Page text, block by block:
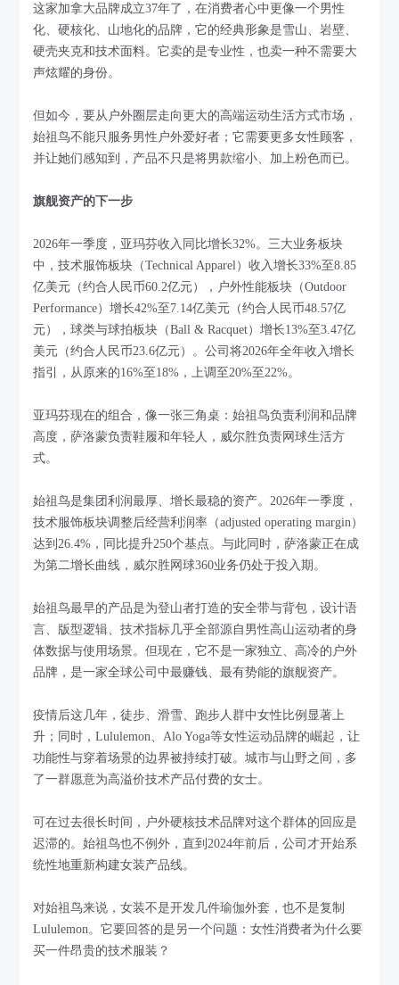
这家加拿大品牌成立37年了，在消费者心中更像一个男性
化、硬核化、山地化的品牌，它的经典形象是雪山、岩壁、
硬壳夹克和技术面料。它卖的是专业性，也卖一种不需要大
声炫耀的身份。
但如今，要从户外圈层走向更大的高端运动生活方式市场，
始祖鸟不能只服务男性户外爱好者；它需要更多女性顾客，
并让她们感知到，产品不只是将男款缩小、加上粉色而已。
旗舰资产的下一步
2026年一季度，亚玛芬收入同比增长32%。三大业务板块
中，技术服饰板块（Technical Apparel）收入增长33%至8.85
亿美元（约合人民币60.2亿元），户外性能板块（Outdoor
Performance）增长42%至7.14亿美元（约合人民币48.57亿
元），球类与球拍板块（Ball & Racquet）增长13%至3.47亿
美元（约合人民币23.6亿元）。公司将2026年全年收入增长
指引，从原来的16%至18%，上调至20%至22%。
亚玛芬现在的组合，像一张三角桌：始祖鸟负责利润和品牌
高度，萨洛蒙负责鞋履和年轻人，威尔胜负责网球生活方
式。
始祖鸟是集团利润最厚、增长最稳的资产。2026年一季度，
技术服饰板块调整后经营利润率（adjusted operating margin）
达到26.4%，同比提升250个基点。与此同时，萨洛蒙正在成
为第二增长曲线，威尔胜网球360业务仍处于投入期。
始祖鸟最早的产品是为登山者打造的安全带与背包，设计语
言、版型逻辑、技术指标几乎全部源自男性高山运动者的身
体数据与使用场景。但现在，它不是一家独立、高冷的户外
品牌，是一家全球公司中最赚钱、最有势能的旗舰资产。
疫情后这几年，徒步、滑雪、跑步人群中女性比例显著上
升；同时，Lululemon、Alo Yoga等女性运动品牌的崛起，让
功能性与穿着场景的边界被持续打破。城市与山野之间，多
了一群愿意为高溢价技术产品付费的女士。
可在过去很长时间，户外硬核技术品牌对这个群体的回应是
迟滞的。始祖鸟也不例外，直到2024年前后，公司才开始系
统性地重新构建女装产品线。
对始祖鸟来说，女装不是开发几件瑜伽外套，也不是复制
Lululemon。它要回答的是另一个问题：女性消费者为什么要
买一件昂贵的技术服装？